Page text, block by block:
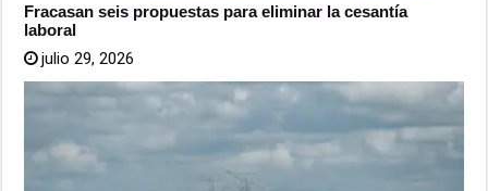
Fracasan seis propuestas para eliminar la cesantía
laboral
julio 29, 2026